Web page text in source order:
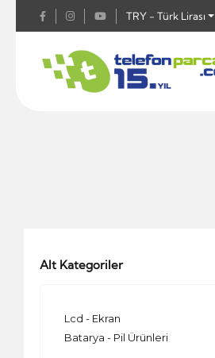
TRY - Türk Lirası
Alt Kategoriler
Lcd - Ekran
Batarya - Pil Ürünleri